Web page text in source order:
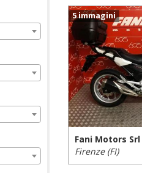
5 immagini
Fani Motors Srl
Firenze (FI)